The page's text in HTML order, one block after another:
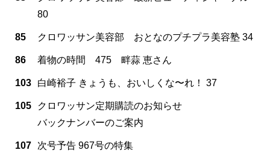
80
85 クロワッサン美容部 おとなのプチプラ美容塾 34
86 着物の時間 475 畔蒜 恵さん
103 白崎裕子 きょうも、おいしくな〜れ！ 37
105
クロワッサン定期購読のお知らせ
バックナンバーのご案内
107
次号予告 967号の特集